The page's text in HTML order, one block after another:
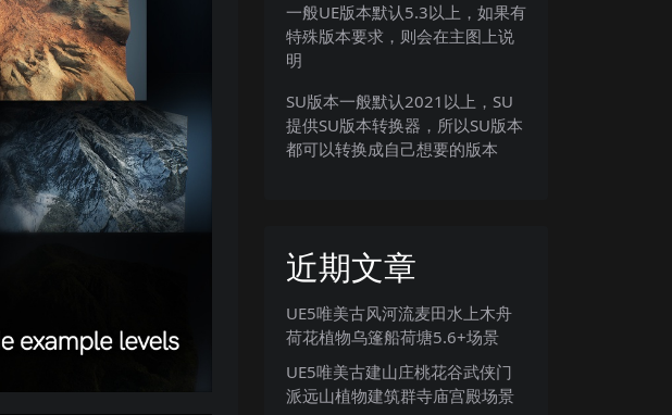
一般UE版本默认5.3以上，如果有
特殊版本要求，则会在主图上说
明
SU版本一般默认2021以上，SU
提供SU版本转换器，所以SU版本
都可以转换成自己想要的版本
近期文章
UE5唯美古风河流麦田水上木舟
荷花植物乌篷船荷塘5.6+场景
UE5唯美古建山庄桃花谷武侠门
派远山植物建筑群寺庙宫殿场景